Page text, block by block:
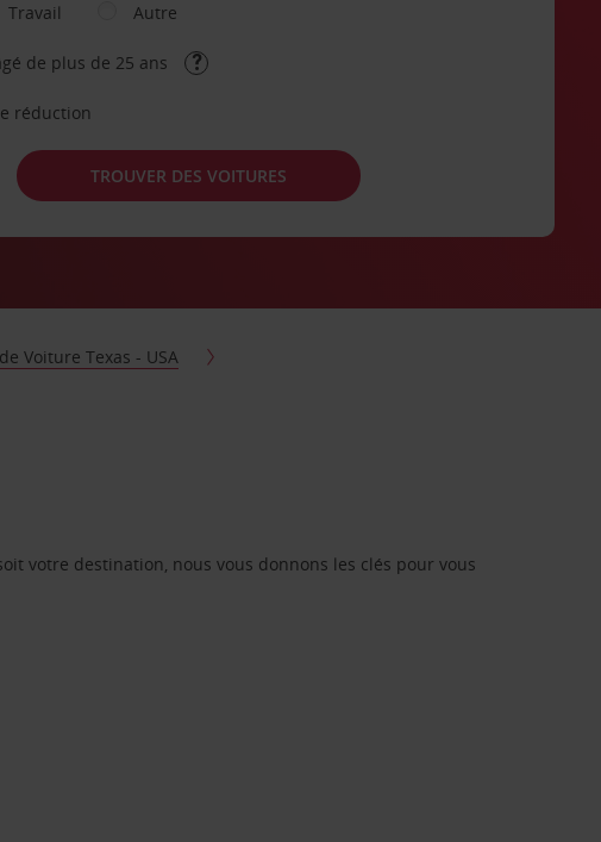
Travail Autre
de plus de 25 ans
réduction
TROUVER DES VOITURES
Voiture Texas - USA
votre destination, nous vous donnons les clés pour vous